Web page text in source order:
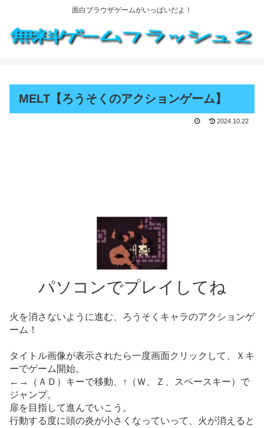
面白ブラウザゲームがいっぱいだよ！
MELT【ろうそくのアクションゲーム】
2024.10.22
パソコンでプレイしてね
火を消さないように進む、ろうそくキャラのアクションゲ
ーム！
タイトル画像が表示されたら一度画面クリックして、Ｘキ
ーでゲーム開始。
←→（ＡＤ）キーで移動、↑（Ｗ、Ｚ、スペースキー）で
ジャンプ。
扉を目指して進んでいこう。
行動する度に頭の炎が小さくなっていって、火が消えると